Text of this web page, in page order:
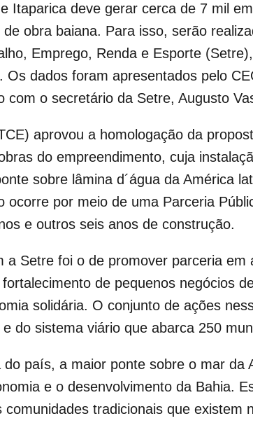
Itaparica deve gerar cerca de 7 mil
obra baiana. Para isso, serão
Emprego, Renda e Esporte
dados foram apresentados pelo
o secretário da Setre, Augusto
aprovou a homologação da
do empreendimento, cuja
sobre lâmina d´água da América
por meio de uma Parceria
e outros seis anos de construção.
Setre foi o de promover parceria
de pequenos negócios
solidária. O conjunto de ações
do sistema viário que abarca 250
país, a maior ponte sobre o mar da
e o desenvolvimento da Bahia.
tradicionais que existem